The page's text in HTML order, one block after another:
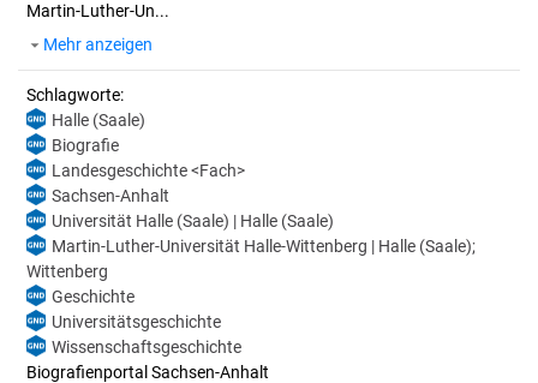
Martin-Luther-Un...
Mehr anzeigen
Schlagworte:
Halle (Saale)
Biografie
Landesgeschichte <Fach>
Sachsen-Anhalt
Universität Halle (Saale) | Halle (Saale)
Martin-Luther-Universität Halle-Wittenberg | Halle (Saale);
Wittenberg
Geschichte
Universitätsgeschichte
Wissenschaftsgeschichte
Biografienportal Sachsen-Anhalt